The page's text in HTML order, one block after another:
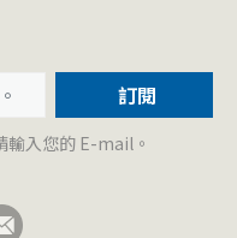
訂閱
輸入您的 E-mail。